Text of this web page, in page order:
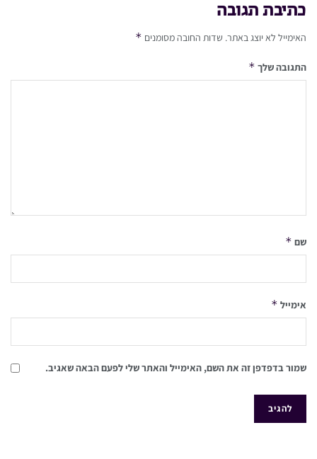
כתיבת תגובה
האימייל לא יוצג באתר. שדות החובה מסומנים *
התגובה שלך *
שם *
אימייל *
שמור בדפדפן זה את השם, האימייל והאתר שלי לפעם הבאה שאגיב.